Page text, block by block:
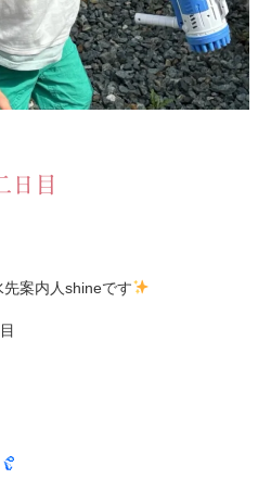
日目
案内人shineです